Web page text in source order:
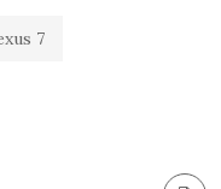
7